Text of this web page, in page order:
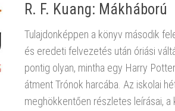
R. F. Kuang: Mákháború
Tulajdonképpen a könyv második
és eredeti felvezetés után óriási
pontig olyan, mintha egy Harry
átment Trónok harcába. Az iskolai
meghökkentően részletes leírásai,